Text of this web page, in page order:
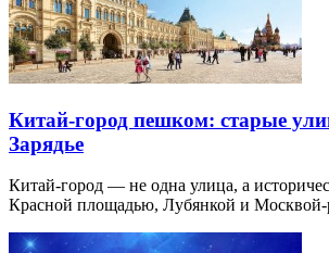
Китай-город пешком: старые
Зарядье
Китай-город — не одна улица, а
Красной площадью, Лубянкой и Москвой-